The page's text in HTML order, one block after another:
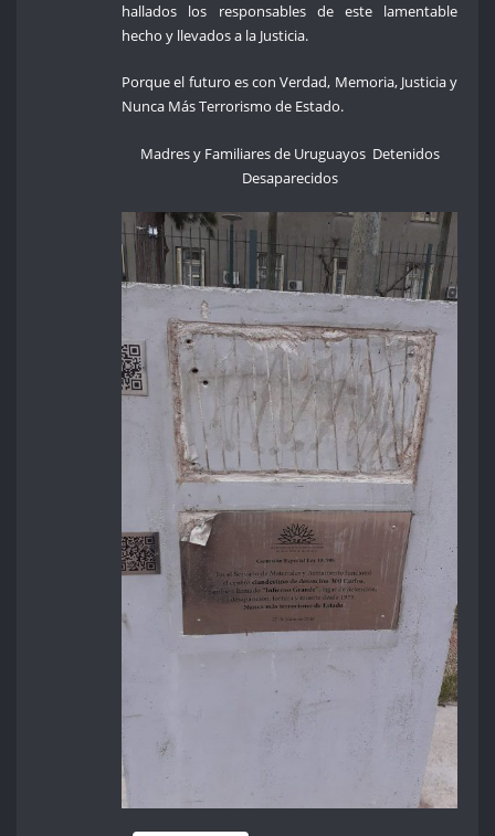
hallados los responsables de este lamentable
hecho y llevados a la Justicia.
Porque el futuro es con Verdad, Memoria, Justicia y
Nunca Más Terrorismo de Estado.
Madres y Familiares de Uruguayos Detenidos
Desaparecidos